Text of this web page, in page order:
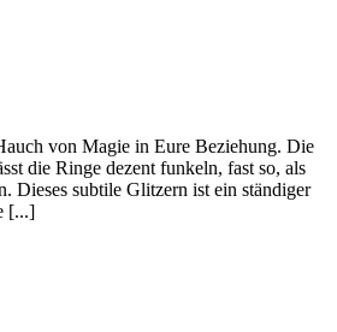
von Magie in Eure Beziehung. Die
die Ringe dezent funkeln, fast so, als
Dieses subtile Glitzern ist ein ständiger
[...]